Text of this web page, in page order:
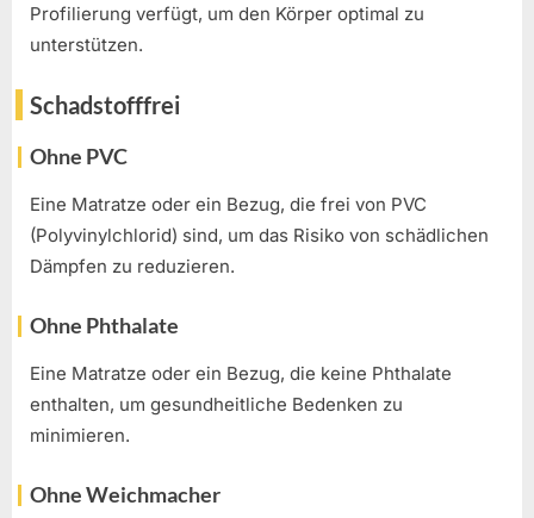
Profilierung verfügt, um den Körper optimal zu
unterstützen.
Schadstofffrei
Ohne PVC
Eine Matratze oder ein Bezug, die frei von PVC
(Polyvinylchlorid) sind, um das Risiko von schädlichen
Dämpfen zu reduzieren.
Ohne Phthalate
Eine Matratze oder ein Bezug, die keine Phthalate
enthalten, um gesundheitliche Bedenken zu
minimieren.
Ohne Weichmacher